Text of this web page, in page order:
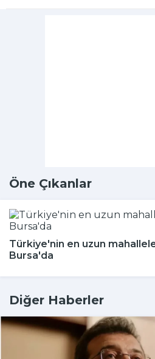
Öne Çıkanlar
Türkiye'nin en uzun
Bursa'da
Diğer Haberler